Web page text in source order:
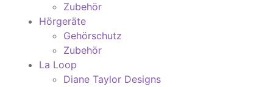
Zubehör
Hörgeräte
Gehörschutz
Zubehör
La Loop
Diane Taylor Designs